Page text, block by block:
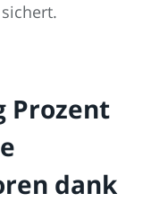
Prozent
dank